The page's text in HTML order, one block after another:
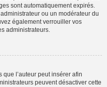
sont automatiquement expirés.
ou un modérateur du
également verrouiller vos
administrateurs.
que l’auteur peut insérer afin
peuvent désactiver cette